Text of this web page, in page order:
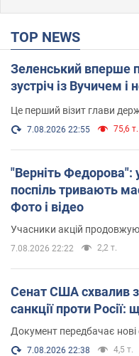
TOP NEWS
Зеленський вперше
зустріч із Вучичем і
Це перший візит глави
7.08.2026 22:55 75,6 т.
"Верніть Федорова":
поспіль тривають
Фото і відео
Учасники акцій
7.08.2026 22:22 2,2 т.
Сенат США схвалив
санкції проти Росії:
Документ передбачає
7.08.2026 22:38 4,5 т.